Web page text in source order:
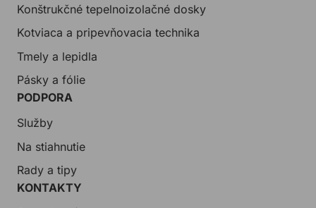
Konštrukčné tepelnoizolačné dosky
Kotviaca a pripevňovacia technika
Tmely a lepidla
Pásky a fólie
PODPORA
Služby
Na stiahnutie
Rady a tipy
KONTAKTY